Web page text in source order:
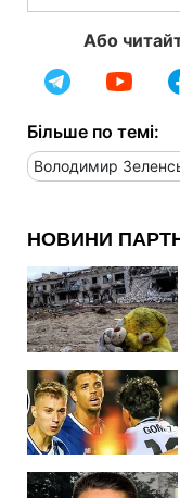
Або
Більше по темі:
Володимир